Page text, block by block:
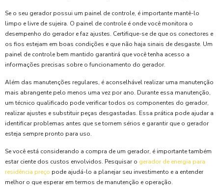
Se o seu gerador possui um painel de controle, é importante mantê-lo
limpo e livre de sujeira. O painel de controle é onde você monitora o
desempenho do gerador e faz ajustes. Certifique-se de que os conectores e
os fios estejam em boas condições e que não haja sinais de desgaste. Um
painel de controle bem mantido garantirá que você tenha acesso a
informações precisas sobre o funcionamento do gerador.
Além das manutenções regulares, é aconselhável realizar uma manutenção
mais abrangente pelo menos uma vez por ano. Durante essa manutenção,
um técnico qualificado pode verificar todos os componentes do gerador,
realizar ajustes e substituir peças desgastadas. Essa prática pode ajudar a
identificar problemas antes que se tornem sérios e garantir que o gerador
esteja sempre pronto para uso.
Se você está considerando a compra de um gerador, é importante também
estar ciente dos custos envolvidos. Pesquisar o gerador de energia para
residência preço pode ajudá-lo a planejar seu investimento e a entender
melhor o que esperar em termos de manutenção e operação.